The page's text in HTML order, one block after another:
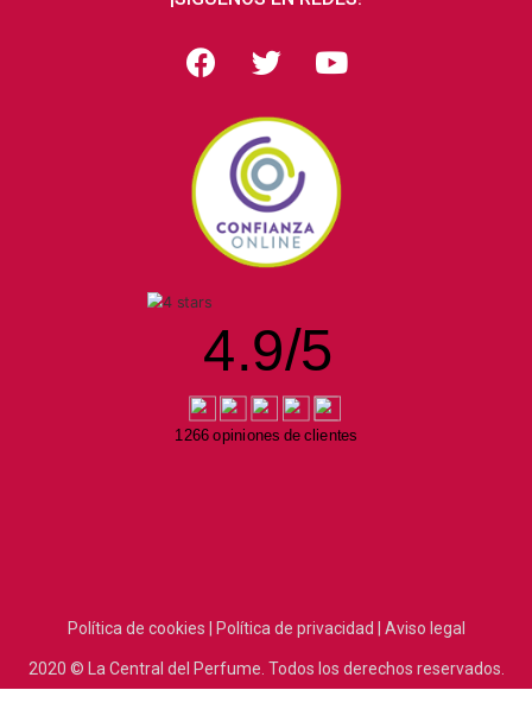
4.9/5
1266 opiniones de clientes
Política de cookies | Política de privacidad | Aviso legal
2020 © La Central del Perfume. Todos los derechos reservados.